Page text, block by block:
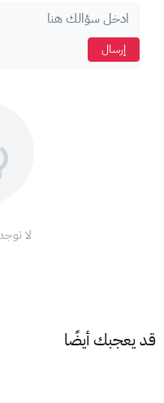
اتصل بـ 101 اتبع التعليمات الصوتية لإكمال عملية الشحن.
كيفية التحقق من رصيد فيرجن
هذا المنتج مخصص لخطوط
احرص على الاحتفاظ
إرسال
لا
قد يعجبك أيضًا